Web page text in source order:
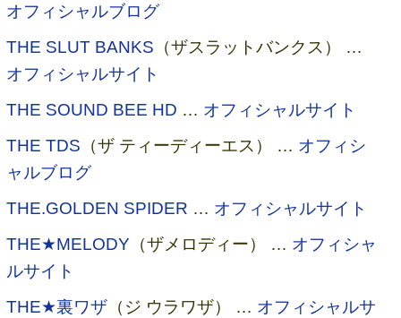
オフィシャルブログ
THE SLUT BANKS （ザスラットバンクス） …
オフィシャルサイト
THE SOUND BEE HD … オフィシャルサイト
THE TDS （ザ ティーディーエス） … オフィシ
ャルブログ
THE.GOLDEN SPIDER … オフィシャルサイト
THE★MELODY （ザメロディー） … オフィシャ
ルサイト
THE★裏ワザ （ジ ウラワザ） … オフィシャルサ